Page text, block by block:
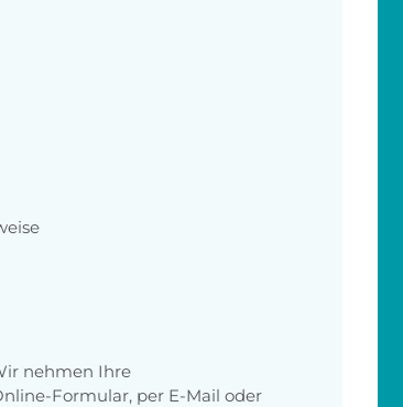
nehmen Ihre
Formular, per E-Mail oder